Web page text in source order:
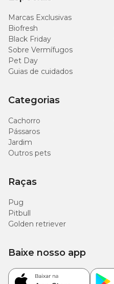
Marcas Exclusivas
Biofresh
Black Friday
Sobre Vermífugos
Pet Day
Guias de cuidados
Categorias
Cachorro
Pássaros
Jardim
Outros pets
Raças
Pug
Pitbull
Golden retriever
Baixe nosso app